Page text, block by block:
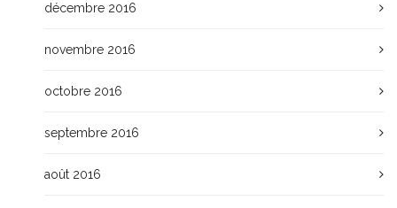
décembre 2016
novembre 2016
octobre 2016
septembre 2016
août 2016